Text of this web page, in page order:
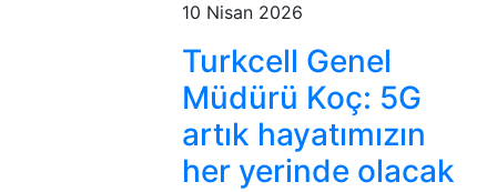
10 Nisan 2026
Turkcell Genel
Müdürü Koç: 5G
artık hayatımızın
her yerinde olacak